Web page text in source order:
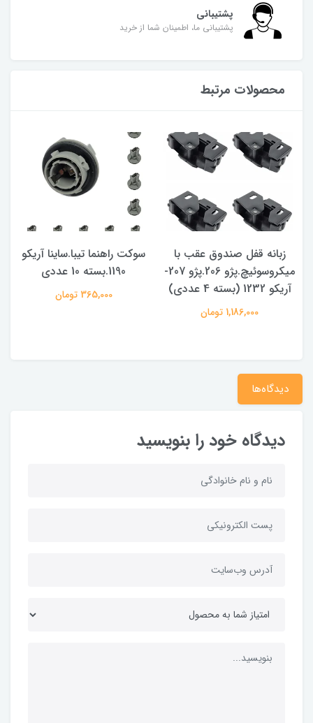
پشتیبانی
پشتیبانی ما، اطمینان شما از خرید
محصولات مرتبط
زبانه قفل صندوق عقب با
میکروسوئیچ.پژو 206.پژو 207-
آریکو 1232 (بسته 4 عددی)
1,186,000 تومان
سوکت راهنما تیبا.ساینا آریکو
1190.بسته 10 عددی
365,000 تومان
دیدگاه‌ها
دیدگاه خود را بنویسید